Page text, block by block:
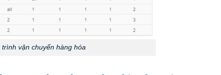
trình vận chuyển hàng hóa